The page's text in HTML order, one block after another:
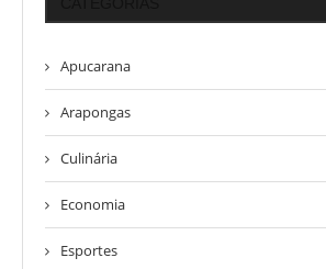
Apucarana
Arapongas
Culinária
Economia
Esportes